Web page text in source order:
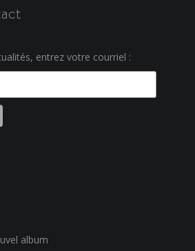
entrez votre courriel :
album